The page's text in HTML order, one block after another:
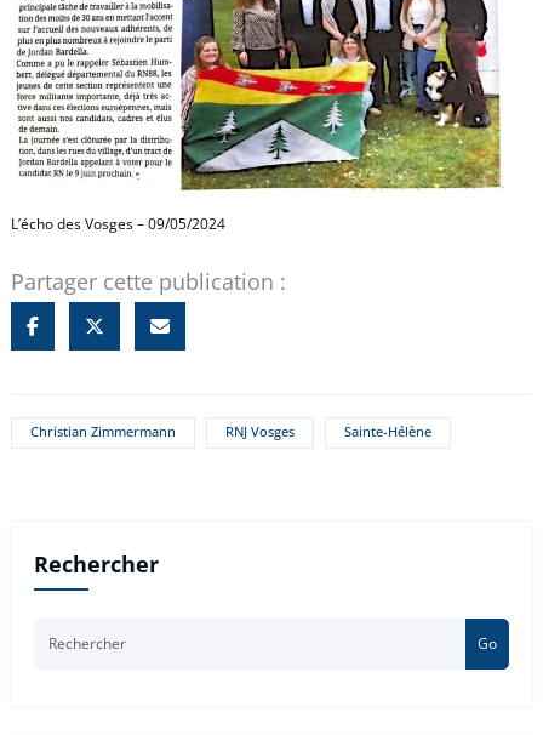
L’écho des Vosges – 09/05/2024
Partager cette publication :
Christian Zimmermann RNJ Vosges Sainte-Hélène
Rechercher
Go